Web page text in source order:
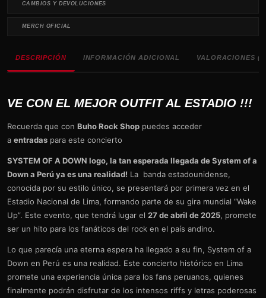
CAMBIOS Y DEVOLUCIONES
MERCH OFICIAL
DESCRIPCIÓN INFORMACIÓN ADICIONAL VALORACIONES
VE CON EL MEJOR OUTFIT AL ESTADIO !!!
Recuerda que con Buho Rock Shop puedes acceder
a entradas para este concierto
SYSTEM OF A DOWN logo, la tan esperada llegada de System of a
Down a Perú ya es una realidad! La banda estadounidense,
conocida por su estilo único, se presentará por primera vez en el
Estadio Nacional de Lima, formando parte de su gira mundial “Wake
Up”. Este evento, que tendrá lugar el 27 de abril de 2025, promete
ser un hito para los fanáticos del rock en el país andino.
Lo que parecía una eterna espera ha llegado a su fin, System of a
Down en Perú es una realidad. Este concierto histórico en Lima
promete una experiencia única para los fans peruanos, quienes
finalmente podrán disfrutar de los intensos riffs y letras poderosas